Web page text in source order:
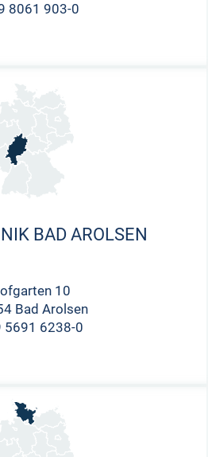
8061 903-0
BAD AROLSEN
10
Bad Arolsen
5691 6238-0